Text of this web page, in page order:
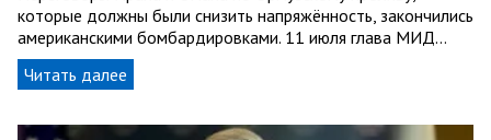
которые должны были снизить напряжённость, закончились
американскими бомбардировками. 11 июля глава МИД…
Читать далее